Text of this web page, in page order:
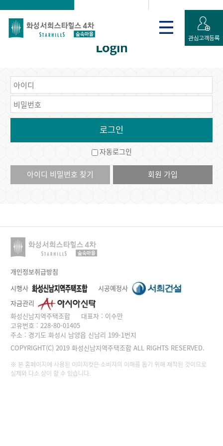
Login
자동로그인
아이디 비밀번호 찾기 회원 가입
개인정보취급방침
시행사
시공예정사
자금관리
화성신남지역주택조합
대표자 : 이수만
고유번호 : 228-80-01405
주소 : 경기도 화성시 남양읍 신남리 199-1번지
COPYRIGHT(C) 2019 화성신남지역주택조합 ALL RIGHTS RESERVED.
※ 본 홈페이지에 사용된 이미지컷은 소비자의 이해를 돕기 위해 제작된 것이므로
실제와 다소 상이 할 수 있습니다.